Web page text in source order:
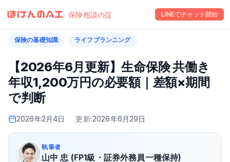
保険相談の掟 LINEでチャット開始
保険の基礎知識 ライフプランニング
【2026年6月更新】生命保険 共働き
年収1,200万円の必要額｜差額×期間
で判断
2026年2月4日 更新:2026年6月29日
執筆者
山中 忠 (FP1級・証券外務員一種保持)